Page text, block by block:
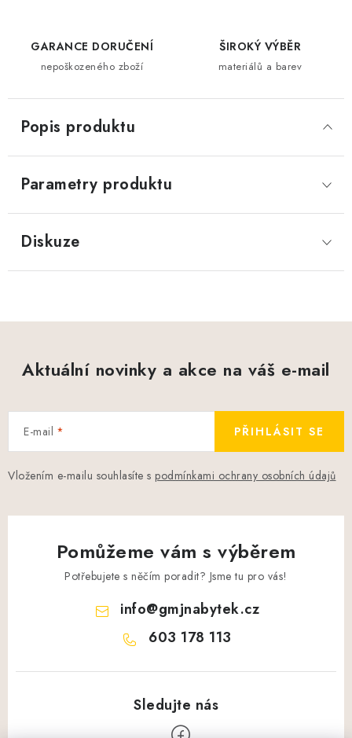
GARANCE DORUČENÍ
nepoškozeného zboží
ŠIROKÝ VÝBĚR
materiálů a barev
Popis produktu
Parametry produktu
Diskuze
Aktuální novinky a akce na váš e-mail
E-mail
Vložením e-mailu souhlasíte s podmínkami ochrany osobních údajů
PŘIHLÁSIT SE
Pomůžeme vám s výběrem
Potřebujete s něčím poradit? Jsme tu pro vás!
info@gmjnabytek.cz
603 178 113